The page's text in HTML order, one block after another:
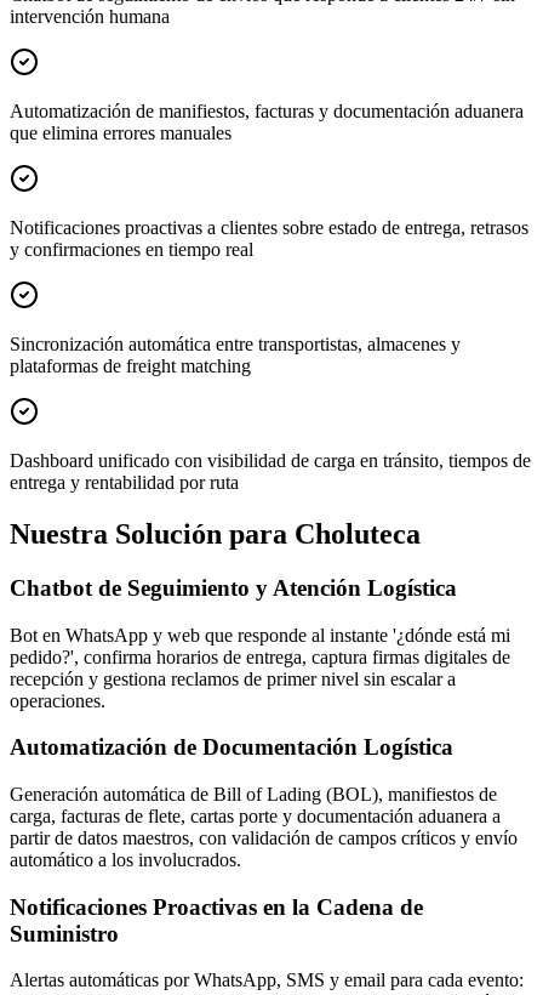
intervención humana
Automatización de manifiestos, facturas y documentación aduanera
que elimina errores manuales
Notificaciones proactivas a clientes sobre estado de entrega, retrasos
y confirmaciones en tiempo real
Sincronización automática entre transportistas, almacenes y
plataformas de freight matching
Dashboard unificado con visibilidad de carga en tránsito, tiempos de
entrega y rentabilidad por ruta
Nuestra Solución para Choluteca
Chatbot de Seguimiento y Atención Logística
Bot en WhatsApp y web que responde al instante '¿dónde está mi
pedido?', confirma horarios de entrega, captura firmas digitales de
recepción y gestiona reclamos de primer nivel sin escalar a
operaciones.
Automatización de Documentación Logística
Generación automática de Bill of Lading (BOL), manifiestos de
carga, facturas de flete, cartas porte y documentación aduanera a
partir de datos maestros, con validación de campos críticos y envío
automático a los involucrados.
Notificaciones Proactivas en la Cadena de
Suministro
Alertas automáticas por WhatsApp, SMS y email para cada evento: